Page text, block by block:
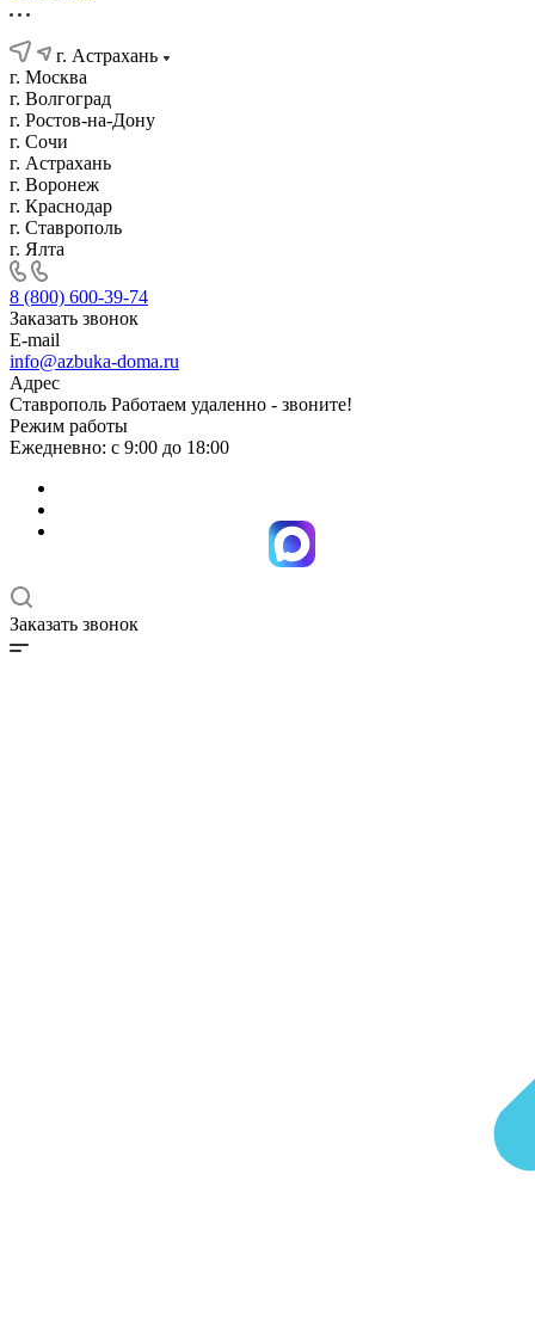
г. Астрахань
г. Москва
г. Волгоград
г. Ростов-на-Дону
г. Сочи
г. Астрахань
г. Воронеж
г. Краснодар
г. Ставрополь
г. Ялта
8 (800) 600-39-74
Заказать звонок
E-mail
info@azbuka-doma.ru
Адрес
Ставрополь Работаем удаленно - звоните!
Режим работы
Ежедневно: с 9:00 до 18:00
Заказать звонок